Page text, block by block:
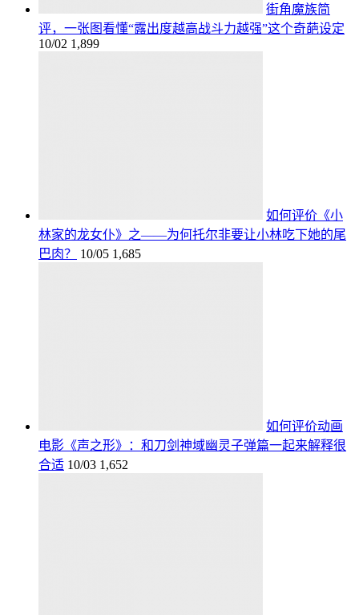
街角魔族简
评，一张图看懂“露出度越高战斗力越强”这个奇葩设定
10/02 1,899
如何评价《小
林家的龙女仆》之——为何托尔非要让小林吃下她的尾
巴肉？
10/05 1,685
如何评价动画
电影《声之形》：和刀剑神域幽灵子弹篇一起来解释很
合适 10/03 1,652